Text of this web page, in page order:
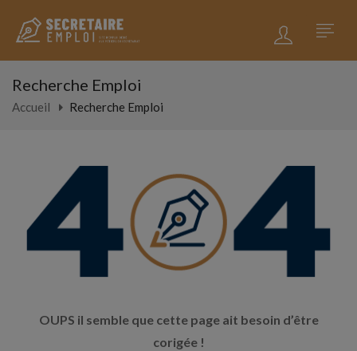
Recherche Emploi
Accueil Recherche Emploi
OUPS il semble que cette page ait besoin d’être
corigée !